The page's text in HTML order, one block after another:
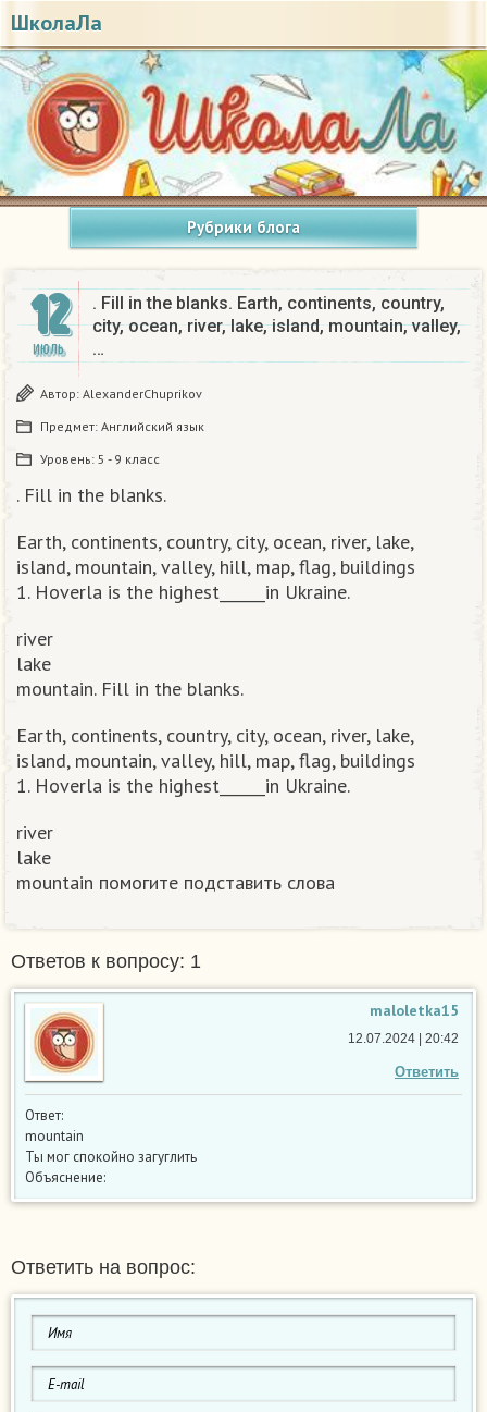
ШколаЛа
Рубрики блога
12
ИЮЛЬ
. Fill in the blanks. Earth, continents, country,
city, ocean, river, lake, island, mountain, valley,
…
Автор: AlexanderChuprikov
Предмет: Английский язык
Уровень: 5 - 9 класс
. Fill in the blanks.
Earth, continents, country, city, ocean, river, lake,
island, mountain, valley, hill, map, flag, buildings
1. Hoverla is the highest______in Ukraine.
river
lake
mountain. Fill in the blanks.
Earth, continents, country, city, ocean, river, lake,
island, mountain, valley, hill, map, flag, buildings
1. Hoverla is the highest______in Ukraine.
river
lake
mountain помогите подставить слова​
Ответов к вопросу: 1
maloletka15
Ответить
12.07.2024 | 20:42
Ответ:
mountain
Ты мог спокойно загуглить
Объяснение:
Ответить на вопрос: